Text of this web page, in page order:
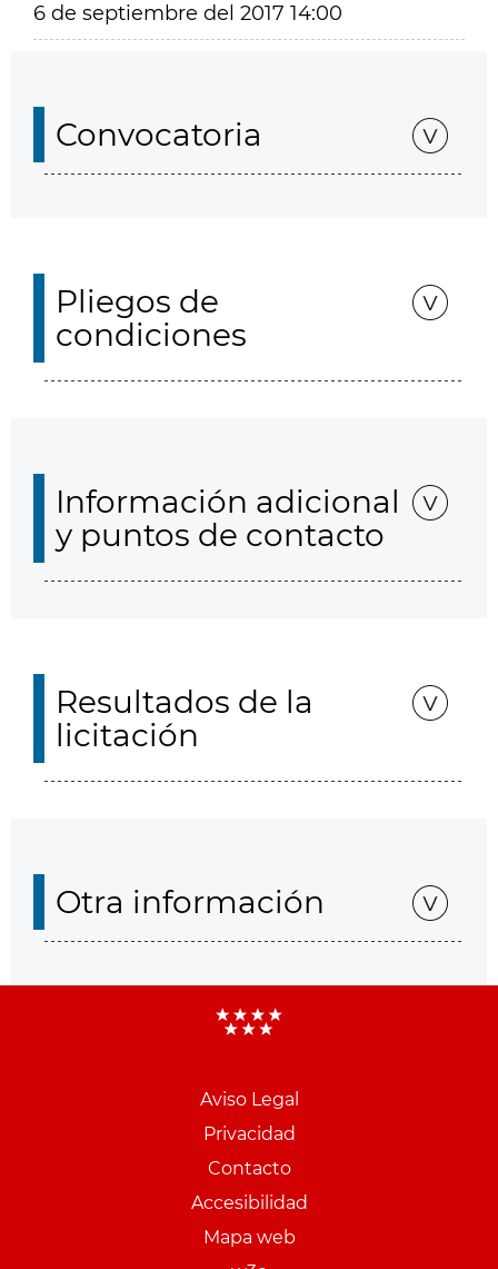
6 de septiembre del 2017 14:00
Convocatoria
Pliegos de
condiciones
Información adicional
y puntos de contacto
Resultados de la
licitación
Otra información
Aviso Legal
Privacidad
Contacto
Accesibilidad
Mapa web